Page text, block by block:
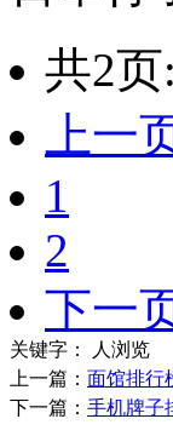
共2页:
上一
1
2
下一
关键字：
人浏览
上一篇： 面馆排行
下一篇： 手机牌子